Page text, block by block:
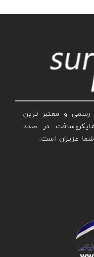
رسمی و معتبر ترین
در صدد
عزیزان است.